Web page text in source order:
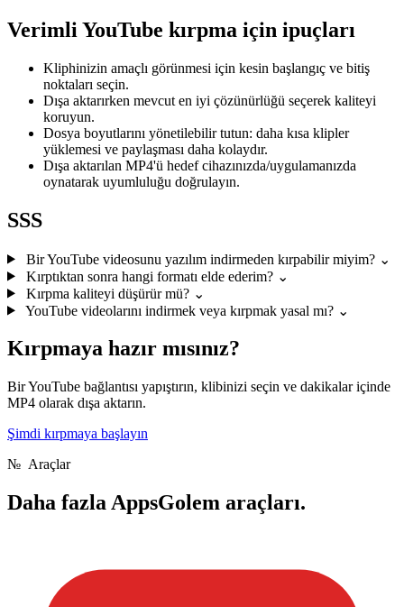
Verimli YouTube kırpma için ipuçları
Kliphinizin amaçlı görünmesi için kesin başlangıç ve bitiş
noktaları seçin.
Dışa aktarırken mevcut en iyi çözünürlüğü seçerek kaliteyi
koruyun.
Dosya boyutlarını yönetilebilir tutun: daha kısa klipler
yüklemesi ve paylaşması daha kolaydır.
Dışa aktarılan MP4'ü hedef cihazınızda/uygulamanızda
oynatarak uyumluluğu doğrulayın.
SSS
Bir YouTube videosunu yazılım indirmeden kırpabilir miyim? ⌄
Kırptıktan sonra hangi formatı elde ederim? ⌄
Kırpma kaliteyi düşürür mü? ⌄
YouTube videolarını indirmek veya kırpmak yasal mı? ⌄
Kırpmaya hazır mısınız?
Bir YouTube bağlantısı yapıştırın, klibinizi seçin ve dakikalar içinde
MP4 olarak dışa aktarın.
Şimdi kırpmaya başlayın
№ Araçlar
Daha fazlaAppsGolem araçları.